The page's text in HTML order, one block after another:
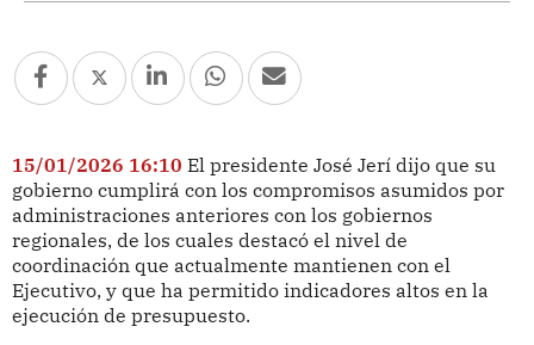
15/01/2026 16:10 El presidente José Jerí dijo que su
gobierno cumplirá con los compromisos asumidos por
administraciones anteriores con los gobiernos
regionales, de los cuales destacó el nivel de
coordinación que actualmente mantienen con el
Ejecutivo, y que ha permitido indicadores altos en la
ejecución de presupuesto.